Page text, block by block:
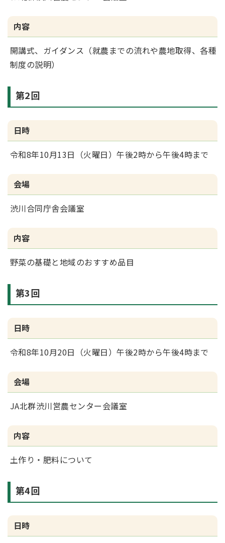
内容
開講式、ガイダンス（就農までの流れや農地取得、各種
制度の説明）
第2回
日時
令和8年10月13日（火曜日）午後2時から午後4時まで
会場
渋川合同庁舎会議室
内容
野菜の基礎と地域のおすすめ品目
第3回
日時
令和8年10月20日（火曜日）午後2時から午後4時まで
会場
JA北群渋川営農センター会議室
内容
土作り・肥料について
第4回
日時